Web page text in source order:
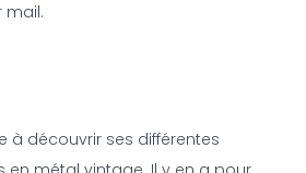
mail.
à découvrir ses différentes